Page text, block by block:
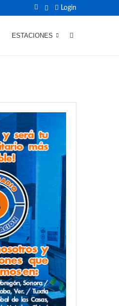
Login
ESTACIONES